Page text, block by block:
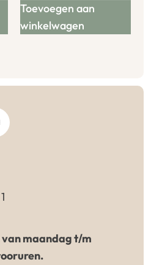
Toevoegen aan
winkelwagen
van maandag t/m